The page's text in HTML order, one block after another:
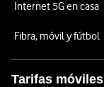
Internet 5G en casa
Fibra, móvil y fútbol
Tarifas móviles